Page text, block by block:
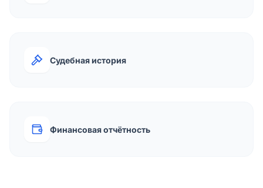
Судебная история
Финансовая отчётность